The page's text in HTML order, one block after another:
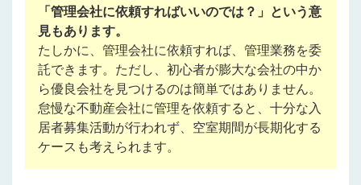
「管理会社に依頼すればいいのでは？」という意
見もあります。
たしかに、管理会社に依頼すれば、管理業務を委
託できます。ただし、初心者が膨大な会社の中か
ら優良会社を見つけるのは簡単ではありません。
怠慢な不動産会社に管理を依頼すると、十分な入
居者募集活動が行われず、空室期間が長期化する
ケースも考えられます。